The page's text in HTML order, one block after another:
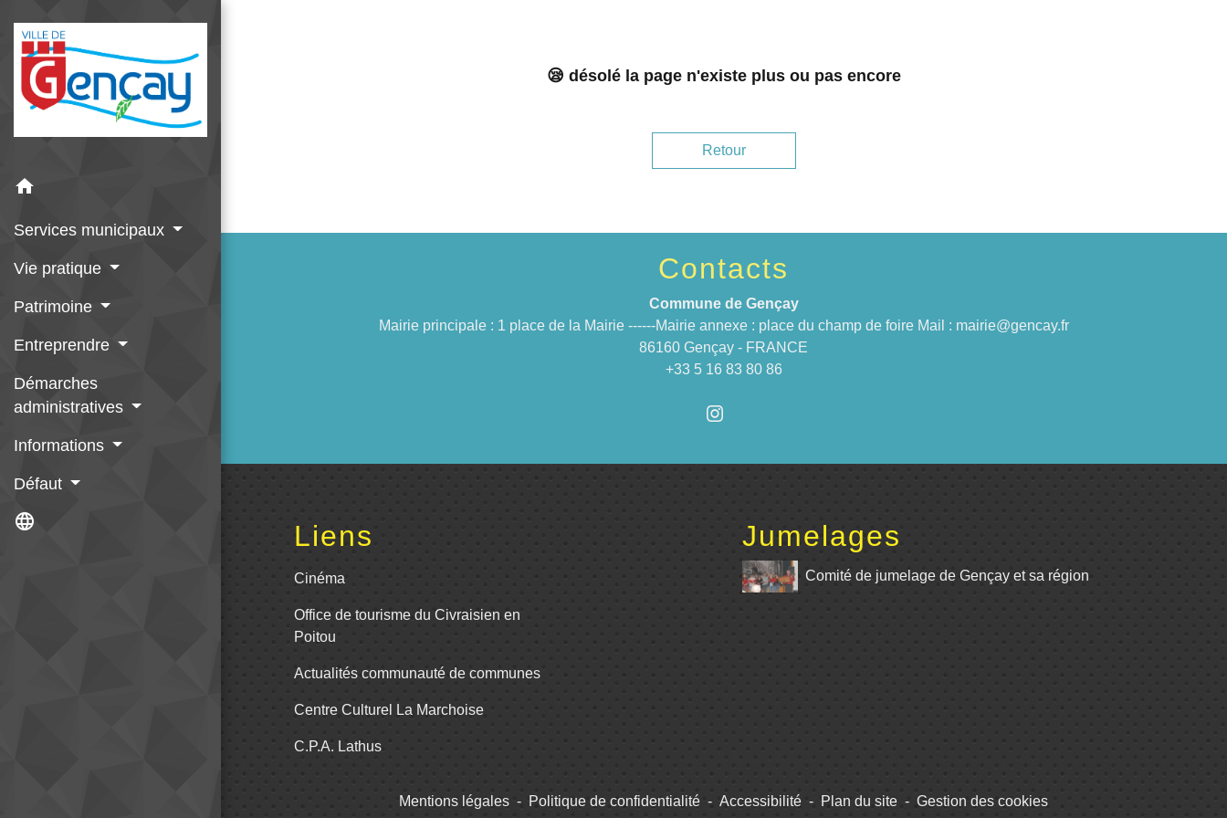
home
Services municipaux
Vie pratique
Patrimoine
Entreprendre
Démarches
administratives
Informations
Défaut
language
😪 désolé la page n'existe plus ou pas encore
Retour
Contacts
Commune de Gençay
Mairie principale : 1 place de la Mairie ------Mairie annexe : place du champ de foire Mail : mairie@gencay.fr
86160 Gençay - FRANCE
+33 5 16 83 80 86
Liens
Cinéma
Office de tourisme du Civraisien en
Poitou
Actualités communauté de communes
Centre Culturel La Marchoise
C.P.A. Lathus
Jumelages
Comité de jumelage de Gençay et sa région
Mentions légales - Politique de confidentialité - Accessibilité - Plan du site - Gestion des cookies